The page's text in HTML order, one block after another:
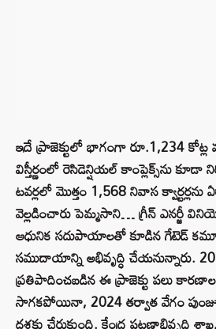
ఇదే ప్రాజెక్టులో భాగంగా రూ.1,234
విస్తీర్ణంలో రెసిడెన్షియల్ కాంప్లెక్స్‌ను కూడా
టవర్లలో మొత్తం 1,568 నివాస క్వార్టర్లను
వెల్లడించారు పెమ్మసాని… గ్రీన్ ఎనర్జీ
ఆధునిక సదుపాయాలతో కూడిన గేటెడ్
సముదాయాన్ని అభివృద్ధి చేయనున్నారు.
ప్రతిపాదించబడిన ఈ ప్రాజెక్టు పలు
సాగకపోయినా, 2024 తర్వాత వేగం